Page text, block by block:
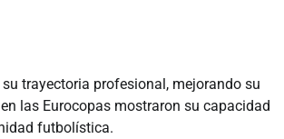
trayectoria profesional, mejorando su
las Eurocopas mostraron su capacidad
futbolística.